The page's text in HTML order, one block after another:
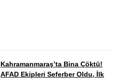
Kahramanmaraş’ta Bina Çöktü!
AFAD Ekipleri Seferber Oldu, İlk